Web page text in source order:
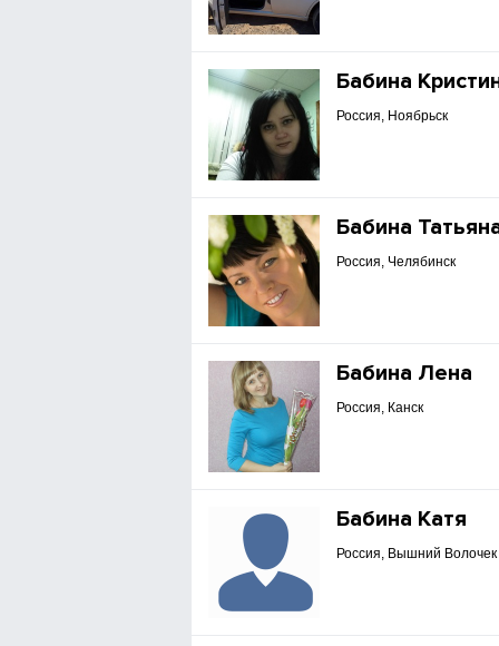
Бабина
Россия, Ноябрьск
Бабина
Россия, Челябинск
Бабина Лена
Россия, Канск
Бабина Катя
Россия, Вышний Волочек